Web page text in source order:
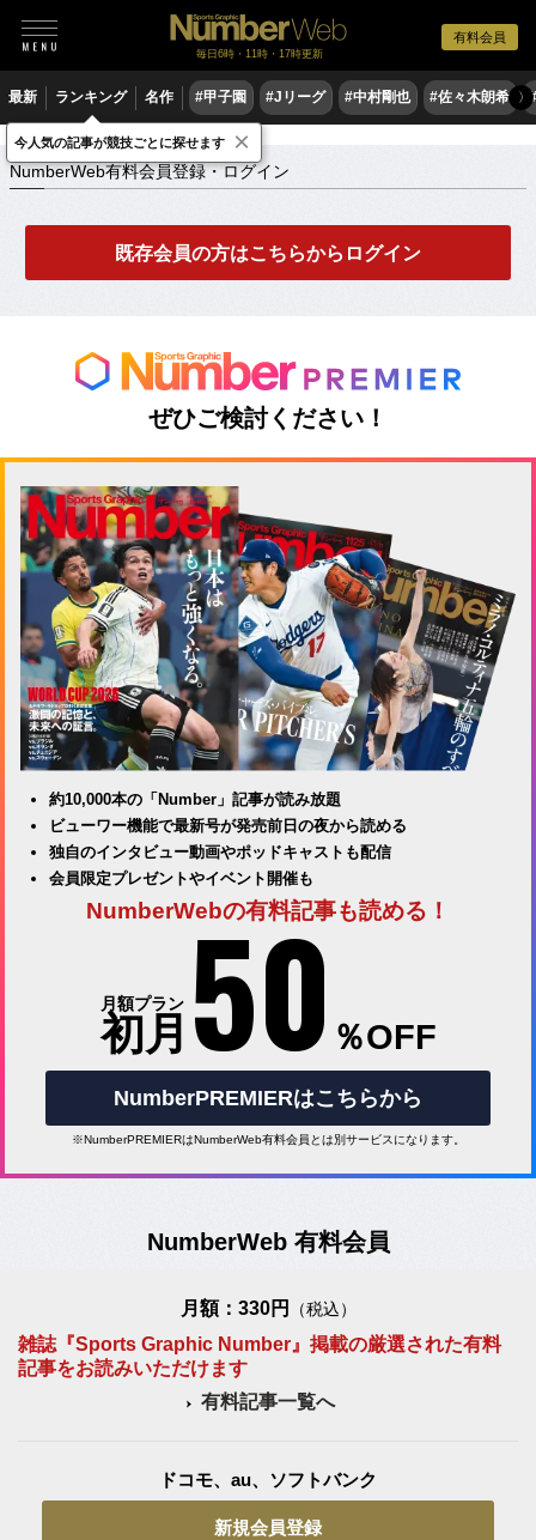
有料会員
毎日6時・11時・17時更新
最新 ランキング 名作 #甲子園 #Jリーグ #中村剛也 #佐々木朗希 〉
NumberWeb有料会員登録・ログイン
NumberWeb有料会員登録・ログイン
既存会員の方はこちらからログイン
ぜひご検討ください！
約10,000本の「Number」記事が読み放題
ビューワー機能で最新号が発売前日の夜から読める
独自のインタビュー動画やポッドキャストも配信
会員限定プレゼントやイベント開催も
NumberWebの有料記事も読める！
月額プラン
初月 50 ％OFF
NumberPREMIERはこちらから
※NumberPREMIERはNumberWeb有料会員とは別サービスになります。
NumberWeb 有料会員
月額：330円 （税込）
雑誌『Sports Graphic Number』掲載の厳選された有料
記事をお読みいただけます
有料記事一覧へ
ドコモ、au、ソフトバンク
新規会員登録
今人気の記事が競技ごとに探せます ×